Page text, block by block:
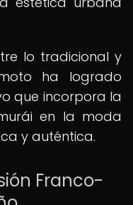
lo tradicional y
ha logrado
que incorpora la
en la moda
y auténtica.
Franco-